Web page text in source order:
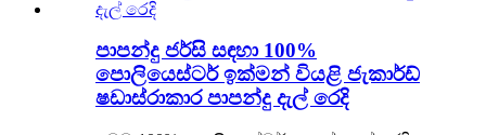
පාපන්දු ජර්සි සඳහා 100%
පොලියෙස්ටර් ඉක්මන් වියළි ජැකාර්ඩ්
ෂඩාස්රාකාර පාපන්දු දැල් රෙදි